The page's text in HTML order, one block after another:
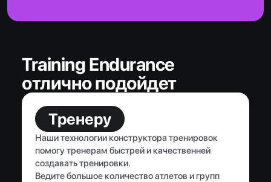
Training Endurance
отлично подойдет
Тренеру
Наши технологии конструктора тренировок
помогу тренерам быстрей и качественней
создавать тренировки.
Ведите большое количество атлетов и групп